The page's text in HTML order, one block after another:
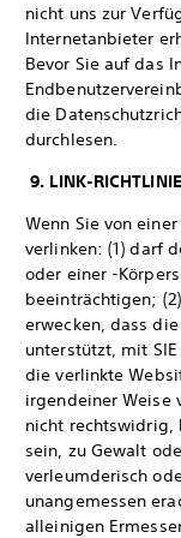
nicht uns zur
Internetanbieter
Bevor Sie auf das
die
durchlesen.
9. LINK-RICHTLINIE
Wenn Sie von
verlinken: (1) darf
oder einer -
beeinträchtigen;
erwecken, dass
unterstützt, mit
die verlinkte
irgendeiner Weise
nicht rechtswidrig,
sein, zu Gewalt
verleumderisch
unangemessen
alleinigen